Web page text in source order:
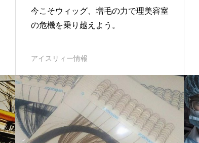
今こそウィッグ、増毛の力で理美容室
の危機を乗り越えよう。
アイスリィー情報